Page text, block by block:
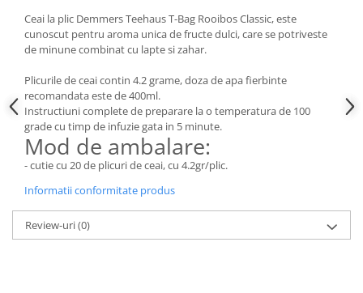
Ceai la plic Demmers Teehaus T-Bag Rooibos Classic, este
cunoscut pentru aroma unica de fructe dulci, care se potriveste
de minune combinat cu lapte si zahar.
Plicurile de ceai contin 4.2 grame, doza de apa fierbinte
recomandata este de 400ml.
Instructiuni complete de preparare la o temperatura de 100
grade cu timp de infuzie gata in 5 minute.
Mod de ambalare:
- cutie cu 20 de plicuri de ceai, cu 4.2gr/plic.
Informatii conformitate produs
Review-uri(0)